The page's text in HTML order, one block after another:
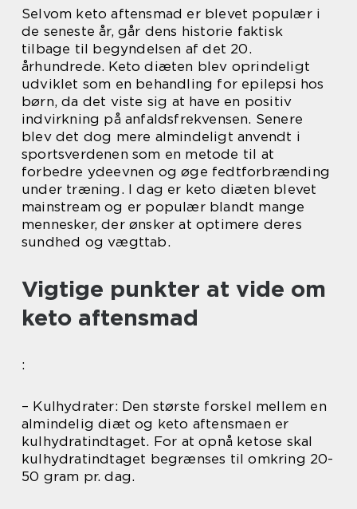
Selvom keto aftensmad er blevet populær i
de seneste år, går dens historie faktisk
tilbage til begyndelsen af det 20.
århundrede. Keto diæten blev oprindeligt
udviklet som en behandling for epilepsi hos
børn, da det viste sig at have en positiv
indvirkning på anfaldsfrekvensen. Senere
blev det dog mere almindeligt anvendt i
sportsverdenen som en metode til at
forbedre ydeevnen og øge fedtforbrænding
under træning. I dag er keto diæten blevet
mainstream og er populær blandt mange
mennesker, der ønsker at optimere deres
sundhed og vægttab.
Vigtige punkter at vide om
keto aftensmad
:
– Kulhydrater: Den største forskel mellem en
almindelig diæt og keto aftensmaen er
kulhydratindtaget. For at opnå ketose skal
kulhydratindtaget begrænses til omkring 20-
50 gram pr. dag.